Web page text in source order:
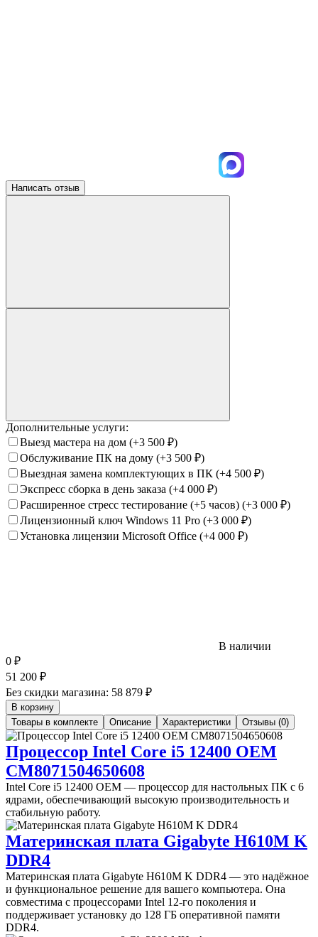
Написать отзыв
Дополнительные услуги:
Выезд мастера на дом (+3 500 ₽)
Обслуживание ПК на дому (+3 500 ₽)
Выездная замена комплектующих в ПК (+4 500 ₽)
Экспресс сборка в день заказа (+4 000 ₽)
Расширенное стресс тестирование (+5 часов) (+3 000 ₽)
Лицензионный ключ Windows 11 Pro (+3 000 ₽)
Установка лицензии Microsoft Office (+4 000 ₽)
В наличии
0 ₽
51 200 ₽
Без скидки магазина: 58 879 ₽
В корзину
Товары в комплекте
Описание Характеристики Отзывы (0)
Процессор Intel Core i5 12400 OEM
CM8071504650608
Intel Core i5 12400 OEM — процессор для настольных ПК с 6
ядрами, обеспечивающий высокую производительность и
стабильную работу.
Материнская плата Gigabyte H610M K
DDR4
Материнская плата Gigabyte H610M K DDR4 — это надёжное
и функциональное решение для вашего компьютера. Она
совместима с процессорами Intel 12-го поколения и
поддерживает установку до 128 ГБ оперативной памяти
DDR4.